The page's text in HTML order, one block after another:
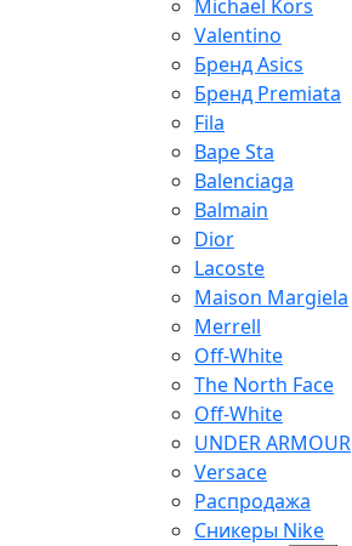
Michael Kors
Valentino
Бренд Asics
Бренд Premiata
Fila
Bape Sta
Balenciaga
Balmain
Dior
Lacoste
Maison Margiela
Merrell
Off-White
The North Face
Off-White
UNDER ARMOUR
Versace
Распродажа
Сникеры Nike